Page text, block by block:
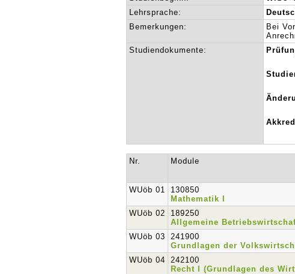
Lehrsprache:
Bemerkungen:
Bei
Studiendokumente:
Nr. Module
WUöb 01
130850
Mathematik I
WUöb 02
189250
Allgemeine
WUöb 03
241900
Grundlagen der
WUöb 04
242100
Recht I (Grundlagen des